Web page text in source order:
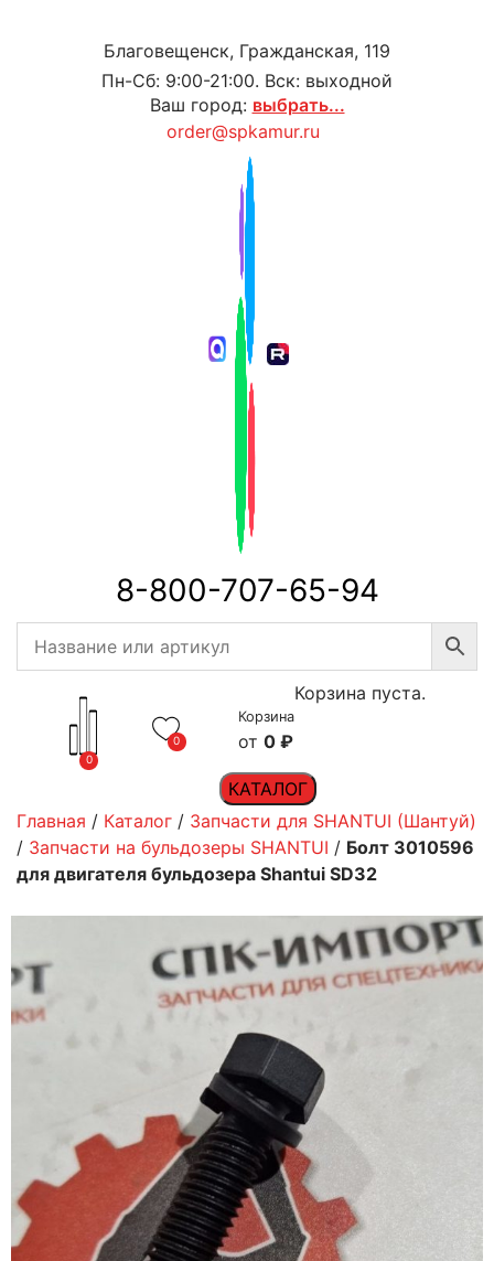
Благовещенск, Гражданская, 119
Пн-Сб: 9:00-21:00. Вск: выходной
Ваш город: выбрать...
order@spkamur.ru
8-800-707-65-94
0
0
Корзина
0 ₽
Корзина пуста.
КАТАЛОГ
Главная / Каталог / Запчасти для SHANTUI (Шантуй)
/ Запчасти на бульдозеры SHANTUI / Болт 3010596
для двигателя бульдозера Shantui SD32